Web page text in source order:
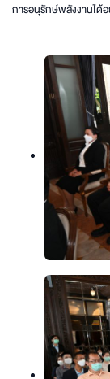
การอนุรักษ์พลังงานได้อ